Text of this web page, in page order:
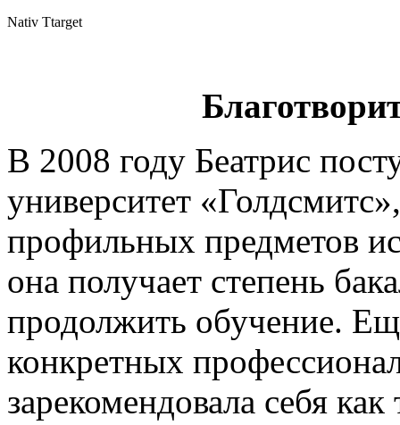
Nativ Ttarget
В 2008 году Беатрис
университет
профильных предметов
она получает степень
продолжить обучение.
конкретных
зарекомендовала себя